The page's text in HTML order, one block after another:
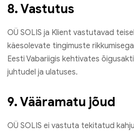
8. Vastutus
OÜ SOLIS ja Klient vastutavad
käesolevate tingimuste
Eesti Vabariigis kehtivates
juhtudel ja ulatuses.
9. Vääramatu jõud
OÜ SOLIS ei vastuta tekitatud